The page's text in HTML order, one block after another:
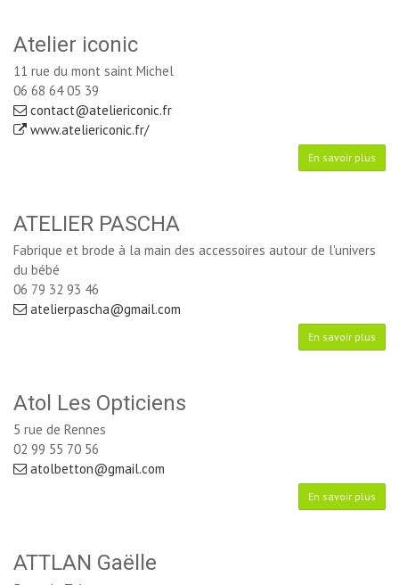
Atelier iconic
11 rue du mont saint Michel
06 68 64 05 39
contact@ateliericonic.fr
www.ateliericonic.fr/
En savoir plus
ATELIER PASCHA
Fabrique et brode à la main des accessoires autour de l'univers
du bébé
06 79 32 93 46
atelierpascha@gmail.com
En savoir plus
Atol Les Opticiens
5 rue de Rennes
02 99 55 70 56
atolbetton@gmail.com
En savoir plus
ATTLAN Gaëlle